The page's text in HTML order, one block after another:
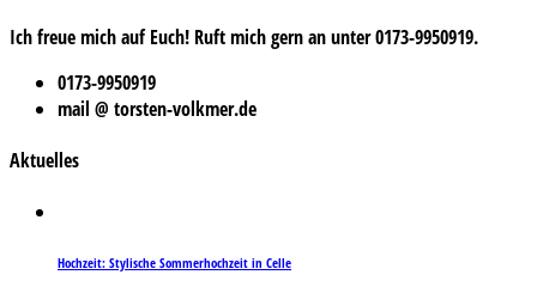
Ich freue mich auf Euch! Ruft mich gern an unter 0173-9950919.
0173-9950919
mail @ torsten-volkmer.de
Aktuelles
Hochzeit: Stylische Sommerhochzeit in Celle